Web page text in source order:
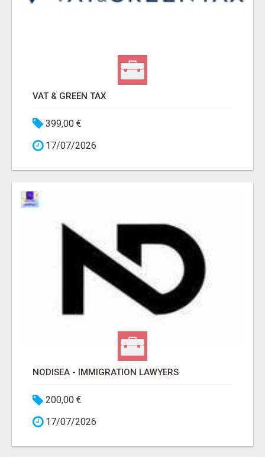
VAT & GREEN TAX
399,00 €
17/07/2026
NODISEA - IMMIGRATION LAWYERS
200,00 €
17/07/2026